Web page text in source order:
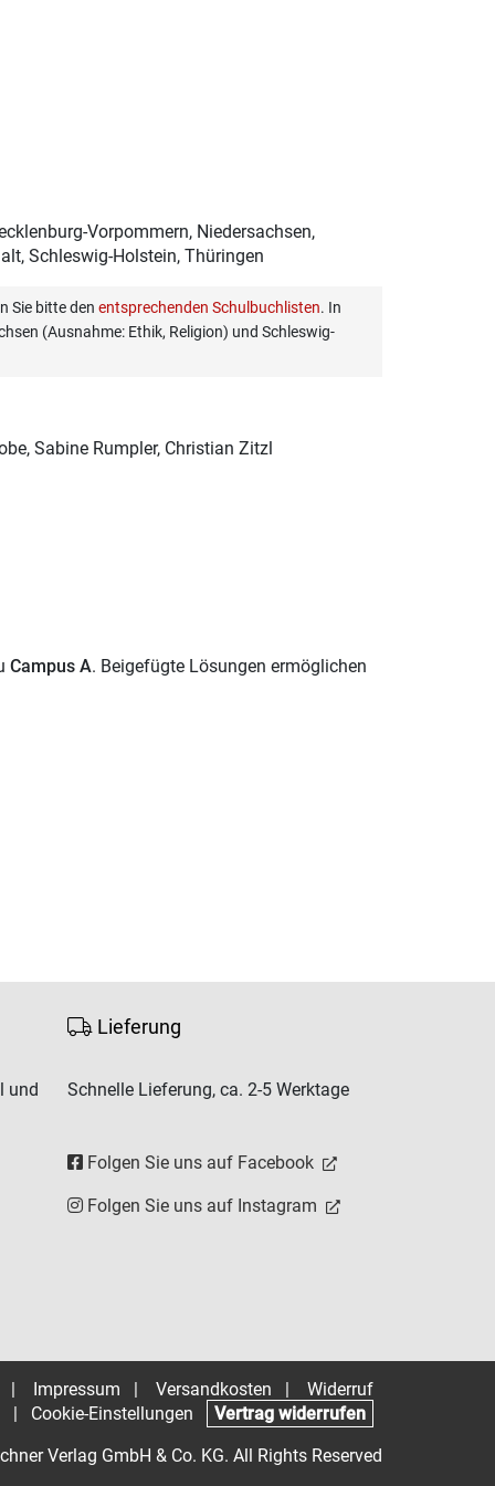
Vorpommern, Niedersachsen,
Schleswig-Holstein, Thüringen
Sie bitte den entsprechenden Schulbuchlisten. In
(Ausnahme: Ethik, Religion) und Schleswig-
Sabine Rumpler, Christian Zitzl
Campus A. Beigefügte Lösungen ermöglichen
und
Lieferung
Schnelle Lieferung, ca. 2-5 Werktage
Folgen Sie uns auf Facebook
Folgen Sie uns auf Instagram
| Impressum | Versandkosten |
Widerruf
|
Cookie-Einstellungen
Vertrag widerrufen
Verlag GmbH & Co. KG. All Rights Reserved